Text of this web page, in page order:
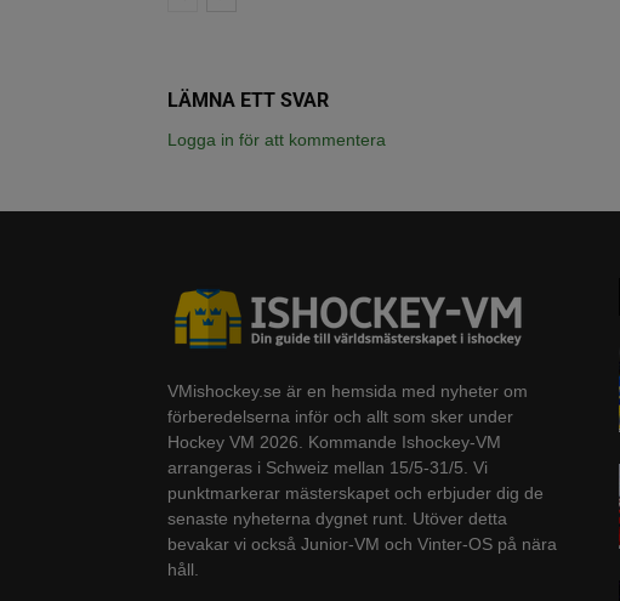
LÄMNA ETT SVAR
Logga in för att kommentera
VMishockey.se är en hemsida med nyheter om
förberedelserna inför och allt som sker under
Hockey VM 2026. Kommande Ishockey-VM
arrangeras i Schweiz mellan 15/5-31/5. Vi
punktmarkerar mästerskapet och erbjuder dig de
senaste nyheterna dygnet runt. Utöver detta
bevakar vi också Junior-VM och Vinter-OS på nära
håll.